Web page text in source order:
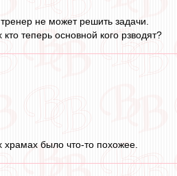
не может решить задачи.
теперь основной кого рзводят?
храмах было что-то похожее.